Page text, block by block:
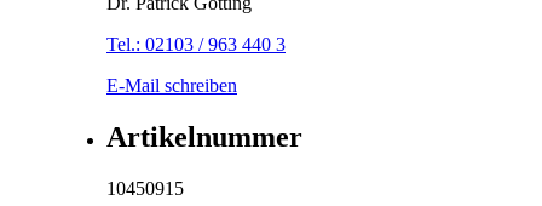
Tel.: 02103 / 963 440 3
E-Mail schreiben
Artikelnummer
10450915